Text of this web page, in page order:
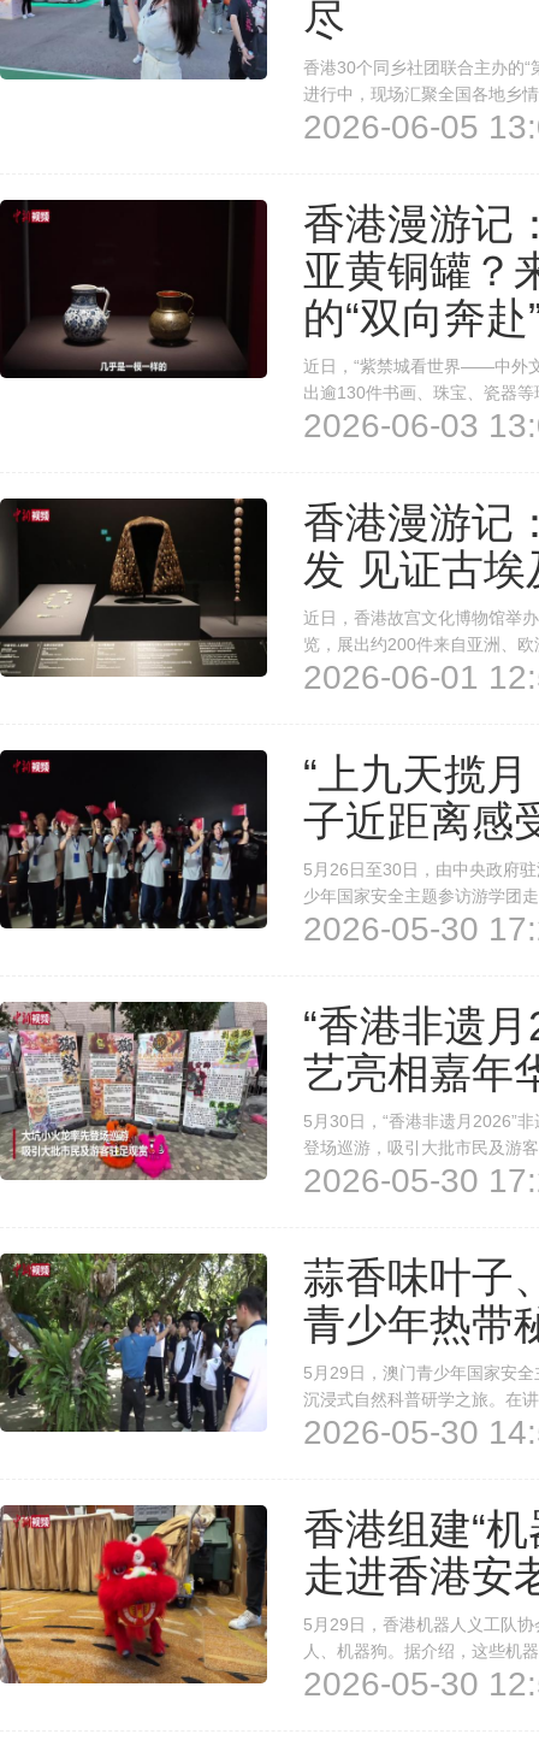
尽
香港30个同乡社团联合主办的
进行中，现场汇聚全国各地乡
卡！(记者 周圣昀 孙悦)
2026-06-05
香港漫游记
亚黄铜罐？
的“双向奔赴
近日，“紫禁城看世界——中外
出逾130件书画、珠宝、瓷器
术、科技、思想上的对话交流
2026-06-03
香港漫游记
发 见证古
近日，香港故宫文化博物馆举
览，展出约200件来自亚洲、
展史。其中，一顶假发由1251
2026-06-01
“上九天揽
子近距离感
5月26日至30日，由中央政府
少年国家安全主题参访游学团
风貌、历史文化以及科创实力
2026-05-30
“香港非遗
艺亮相嘉年
5月30日，“香港非遗月2026”
登场巡游，吸引大批市民及游
统字画等非遗技艺同场亮相，
2026-05-30
蒜香味叶子
青少年热带
5月29日，澳门青少年国家安
沉浸式自然科普研学之旅。在
异、功用不同的珍稀植物，他
2026-05-30
香港组建“
走进香港安
5月29日，香港机器人义工队
人、机器狗。据介绍，这些机
价值。普斯特有限公司创办人
2026-05-30